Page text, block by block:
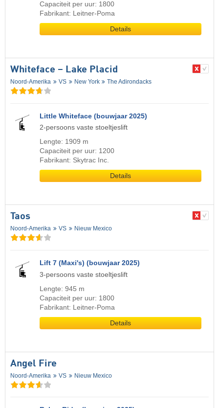
Capaciteit per uur: 1800
Fabrikant: Leitner-Poma
Details
Whiteface – Lake Placid
Noord-Amerika VS New York The Adirondacks
Little Whiteface (bouwjaar 2025)
2-persoons vaste stoeltjeslift
Lengte: 1909 m
Capaciteit per uur: 1200
Fabrikant: Skytrac Inc.
Details
Taos
Noord-Amerika VS Nieuw Mexico
Lift 7 (Maxi's) (bouwjaar 2025)
3-persoons vaste stoeltjeslift
Lengte: 945 m
Capaciteit per uur: 1800
Fabrikant: Leitner-Poma
Details
Angel Fire
Noord-Amerika VS Nieuw Mexico